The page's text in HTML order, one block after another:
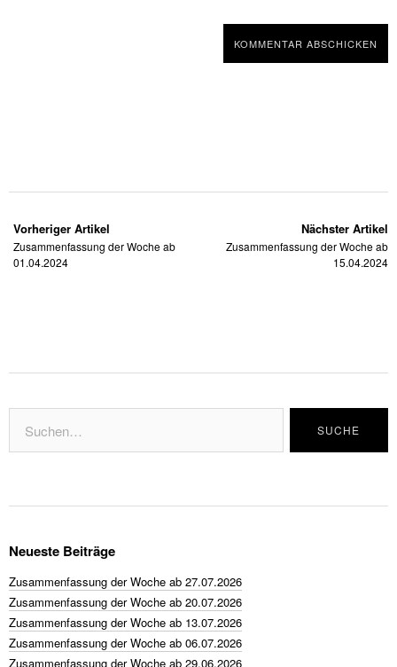
Vorheriger Artikel
Zusammenfassung der Woche ab
01.04.2024
Nächster Artikel
Zusammenfassung der Woche ab
15.04.2024
Neueste Beiträge
Zusammenfassung der Woche ab 27.07.2026
Zusammenfassung der Woche ab 20.07.2026
Zusammenfassung der Woche ab 13.07.2026
Zusammenfassung der Woche ab 06.07.2026
Zusammenfassung der Woche ab 29.06.2026